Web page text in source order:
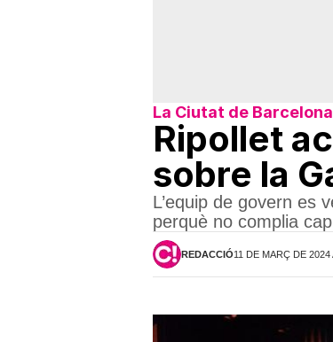
La Ciutat de Barcelona
Ripollet
sobre la
L’equip de govern es
perquè no complia
REDACCIÓ11 DE MARÇ DE 2024